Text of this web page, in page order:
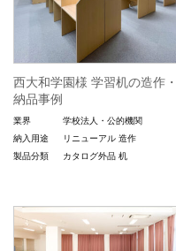
西大和学園様 学習机の造作・
納品事例
業界
学校法人・公的機関
納入用途
リニューアル 造作
製品分類
カタログ外品 机